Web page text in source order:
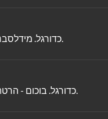
כדורגל. מידלסברו - רקסהאם, גביע הליגה האנגלית, עונת 2026/27. נציגות הצ'מפיונשיפ פותחות רשמית את העונה במאבק על הכרטיס לסיבוב ה-2. (שח).
כדורגל. בוכום - הרטה ברלין, הליגה הגרמנית השנייה, מחזור 1, עונת 2026/27. משחק הפתיחה של העונה, עם שני מועדונים ששואפים לחזור לבונדסליגה. (שח).